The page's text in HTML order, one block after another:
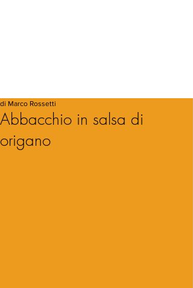
Abbacchio in salsa di
origano
di Marco Rossetti